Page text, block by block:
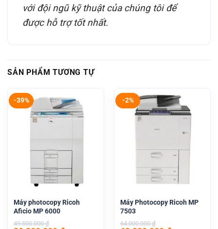
với đội ngũ kỹ thuật của chúng tôi để
được hỗ trợ tốt nhất.
SẢN PHẨM TƯƠNG TỰ
-39%
Máy photocopy Ricoh
Aficio MP 6000
49.500.000₫
-2%
Máy Photocopy Ricoh MP
7503
64.000.000₫